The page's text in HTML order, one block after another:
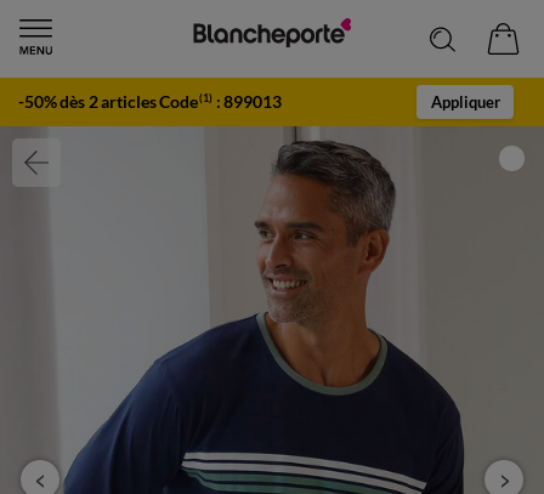
-50% dès 2 articles Code(1) :899013 Appliquer